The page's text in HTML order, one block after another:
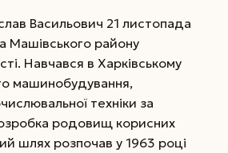
Васильович 21 листопада
Машівського району
Навчався в Харківському
машинобудування,
техніки за
родовищ корисних
шлях розпочав у 1963 році